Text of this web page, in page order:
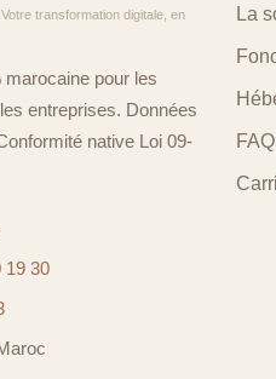
transformation digitale, en
pour les
entreprises. Données
native Loi 09-
19 30
La
FAQ